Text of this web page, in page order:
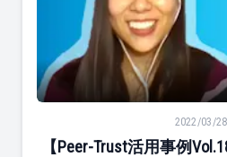
【Peer-Trust活用事例Vol.18
2022/03/28
【Peer-Trust活用事例